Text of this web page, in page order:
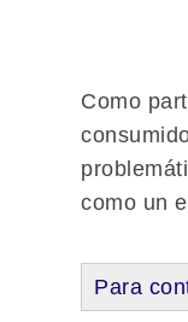
Como
como un
Para